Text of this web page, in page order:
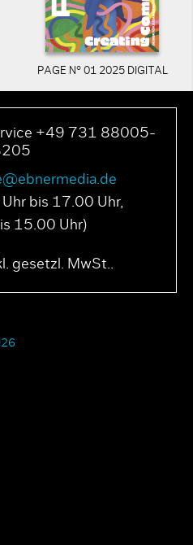
PAGE N° 01 2025 DIGITAL
+49 731 88005-
bis 17.00 Uhr,
15.00 Uhr)
gesetzl. MwSt..